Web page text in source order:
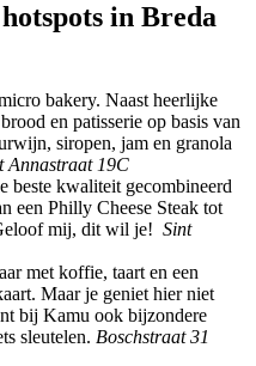
in Breda
bakery. Naast heerlijke
en patisserie op basis van
siropen, jam en granola
Annastraat 19C
beste kwaliteit gecombineerd
een Philly Cheese Steak tot
mij, dit wil je! Sint
met koffie, taart en een
Maar je geniet hier niet
bij Kamu ook bijzondere
sleutelen. Boschstraat 31